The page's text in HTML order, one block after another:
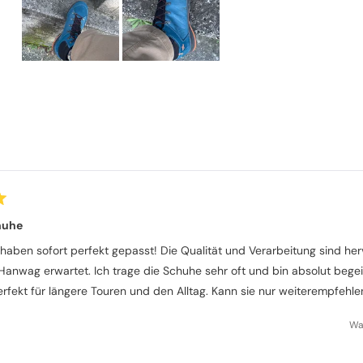
sofort perfekt gepasst! Die Qualität und Verarbeitung sind
erwartet. Ich trage die Schuhe sehr oft und bin absolut
für längere Touren und den Alltag. Kann sie nur